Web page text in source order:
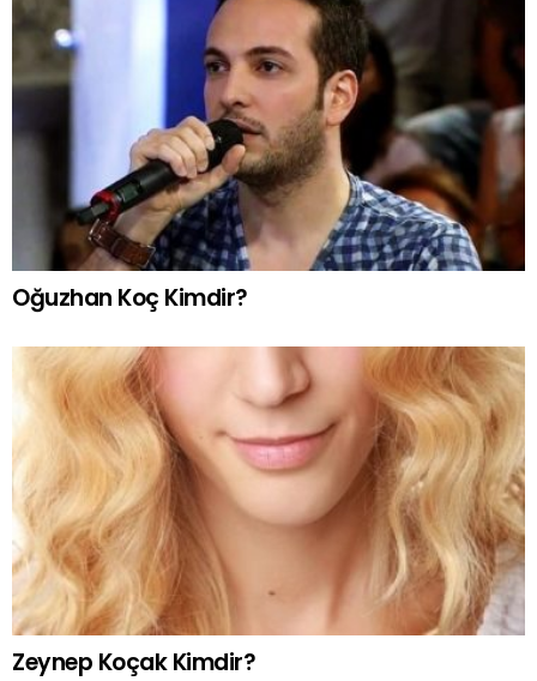
Oğuzhan Koç Kimdir?
Zeynep Koçak Kimdir?